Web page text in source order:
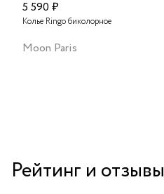
5 590 ₽
Колье Ringo биколорное
Moon Paris
Рейтинг и отзывы